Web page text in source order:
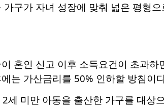
가구가 자녀 성장에 맞춰 넓은 평형
혼인 신고 이후 소득요건이 초과
는 가산금리를 50% 인하할 방침이
세 미만 아동을 출산한 가구를 대상